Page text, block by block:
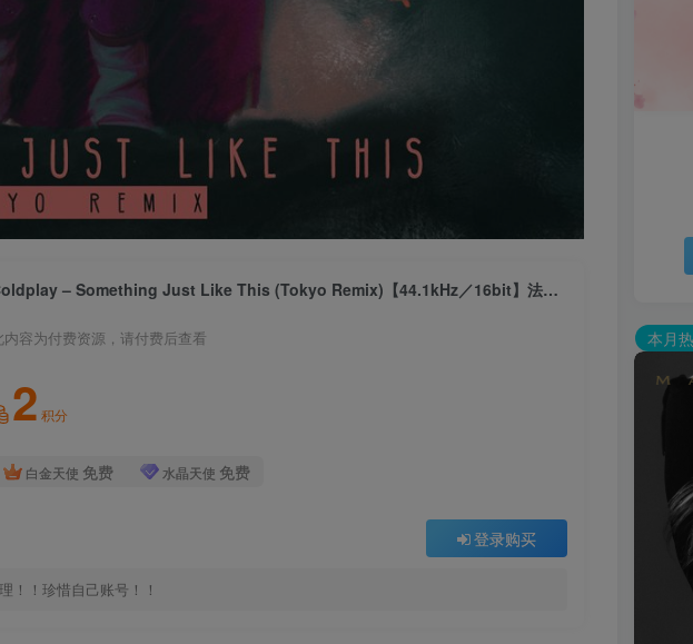
Coldplay – Something Just Like This (Tokyo Remix)【44.1kHz／16bit】法国区
内容为付费资源，请付费后查看
2 积分
白金天使 免费 水晶天使 免费
登录购买
！！珍惜自己账号！！
本月